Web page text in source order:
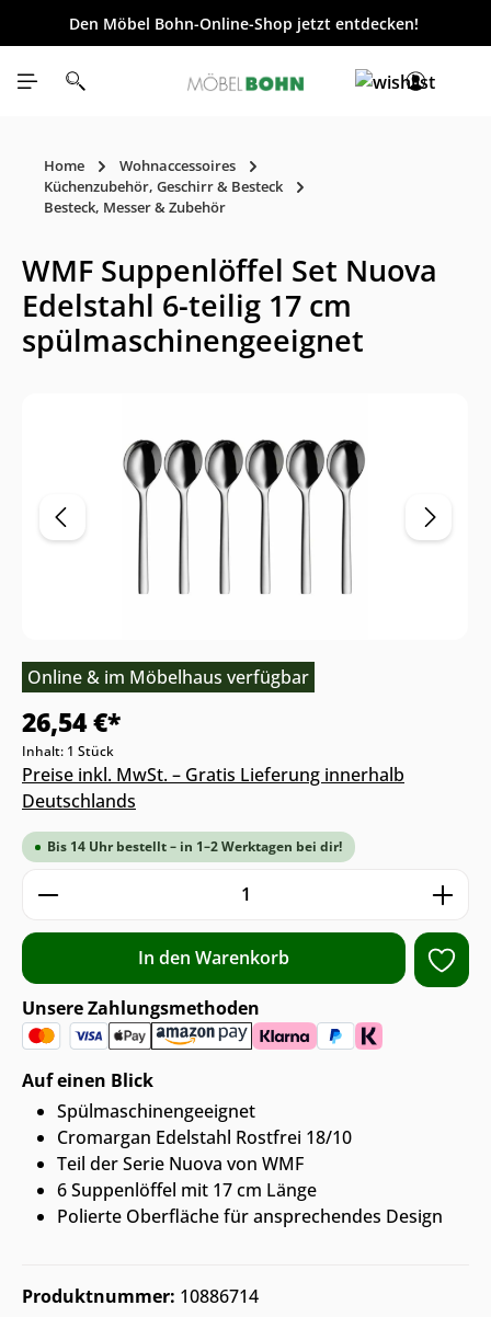
springen
Den Möbel Bohn-Online-Shop jetzt entdecken!
Home
Wohnaccessoires
Küchenzubehör, Geschirr & Besteck
Besteck, Messer & Zubehör
WMF Suppenlöffel Set Nuova
Edelstahl 6-teilig 17 cm
spülmaschinengeeignet
Online & im Möbelhaus verfügbar
26,54 €*
Inhalt: 1 Stück
Preise inkl. MwSt. – Gratis Lieferung innerhalb
Deutschlands
Bis 14 Uhr bestellt – in 1–2 Werktagen bei dir!
Produkt Anzahl: Gib den
In den Warenkorb
Unsere Zahlungsmethoden
Auf einen Blick
Spülmaschinengeeignet
Cromargan Edelstahl Rostfrei 18/10
Teil der Serie Nuova von WMF
6 Suppenlöffel mit 17 cm Länge
Polierte Oberfläche für ansprechendes Design
Produktnummer: 10886714